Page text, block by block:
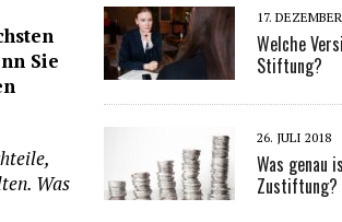
Sie
Was
17.
Welche
Stiftung?
26. JULI 2018
Was genau
Zustiftung?